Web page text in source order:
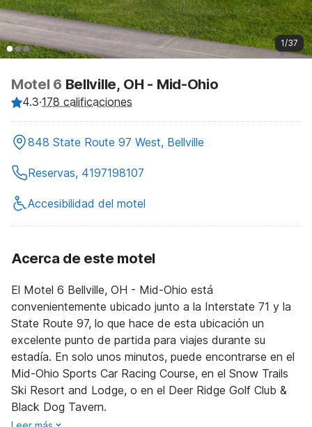
1/37
Motel 6 Bellville, OH - Mid-Ohio
4.3·178 calificaciones
848 State Route 97 West, Bellville
Reservas, 4197198107
Accesibilidad del motel
Acerca de este motel
El Motel 6 Bellville, OH - Mid-Ohio está
convenientemente ubicado junto a la Interstate 71 y la
State Route 97, lo que hace de esta ubicación un
excelente punto de partida para viajes durante su
estadía. En solo unos minutos, puede encontrarse en el
Mid-Ohio Sports Car Racing Course, en el Snow Trails
Ski Resort and Lodge, o en el Deer Ridge Golf Club &
Black Dog Tavern.